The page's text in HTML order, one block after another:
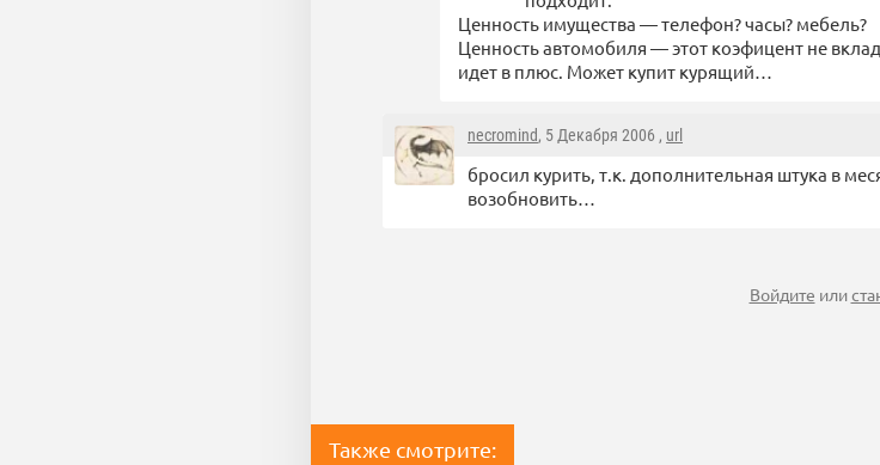
Ценность имущества — телефон? часы? мебель?
Ценность автомобиля — этот коэфицент не
идет в плюс. Может купит курящий…
necromind, 5 Декабря 2006 , url
бросил курить, т.к. дополнительная штука в
возобновить…
Войдите или
Также смотрите: